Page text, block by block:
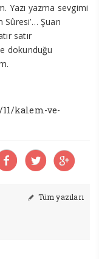
Yazı yazma sevgimi
Şuan
satır
dokunduğu
kalem-ve-
Tüm yazıları